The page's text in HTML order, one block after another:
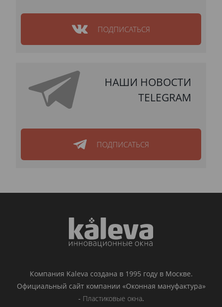
ПОДПИСАТЬСЯ
НАШИ НОВОСТИ
TELEGRAM
ПОДПИСАТЬСЯ
Компания Kaleva создана в 1995 году в Москве.
Официальный сайт компании «Оконная мануфактура»
- Пластиковые окна.